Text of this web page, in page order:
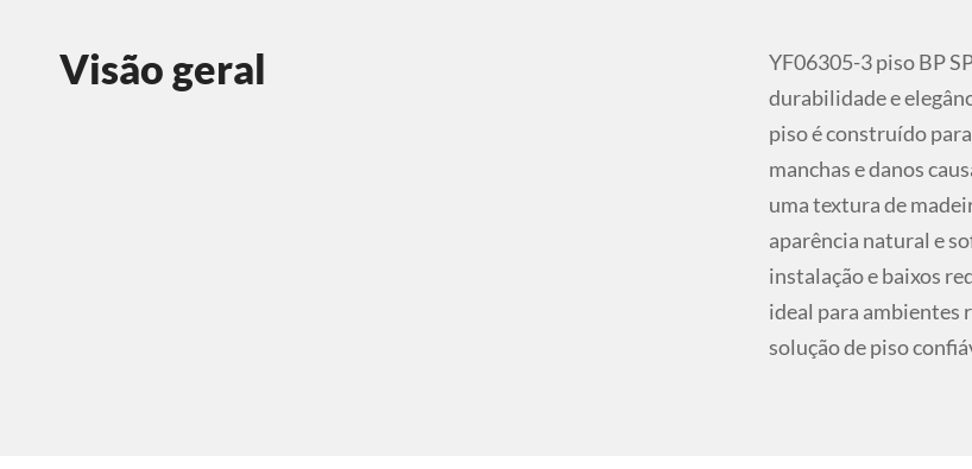
Visão geral
YF06305-3 piso BP
durabilidade e
piso é construído
manchas e danos
uma textura de
aparência natural e
instalação e baixos
ideal para ambientes
solução de piso